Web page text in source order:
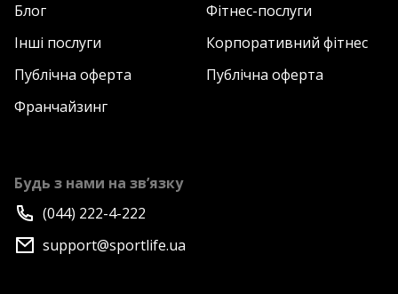
Блог
Фітнес-послуги
Інші послуги
Корпоративний фітнес
Публічна оферта
Публічна оферта
Франчайзинг
Будь з нами на зв’язку
(044) 222-4-222
support@sportlife.ua